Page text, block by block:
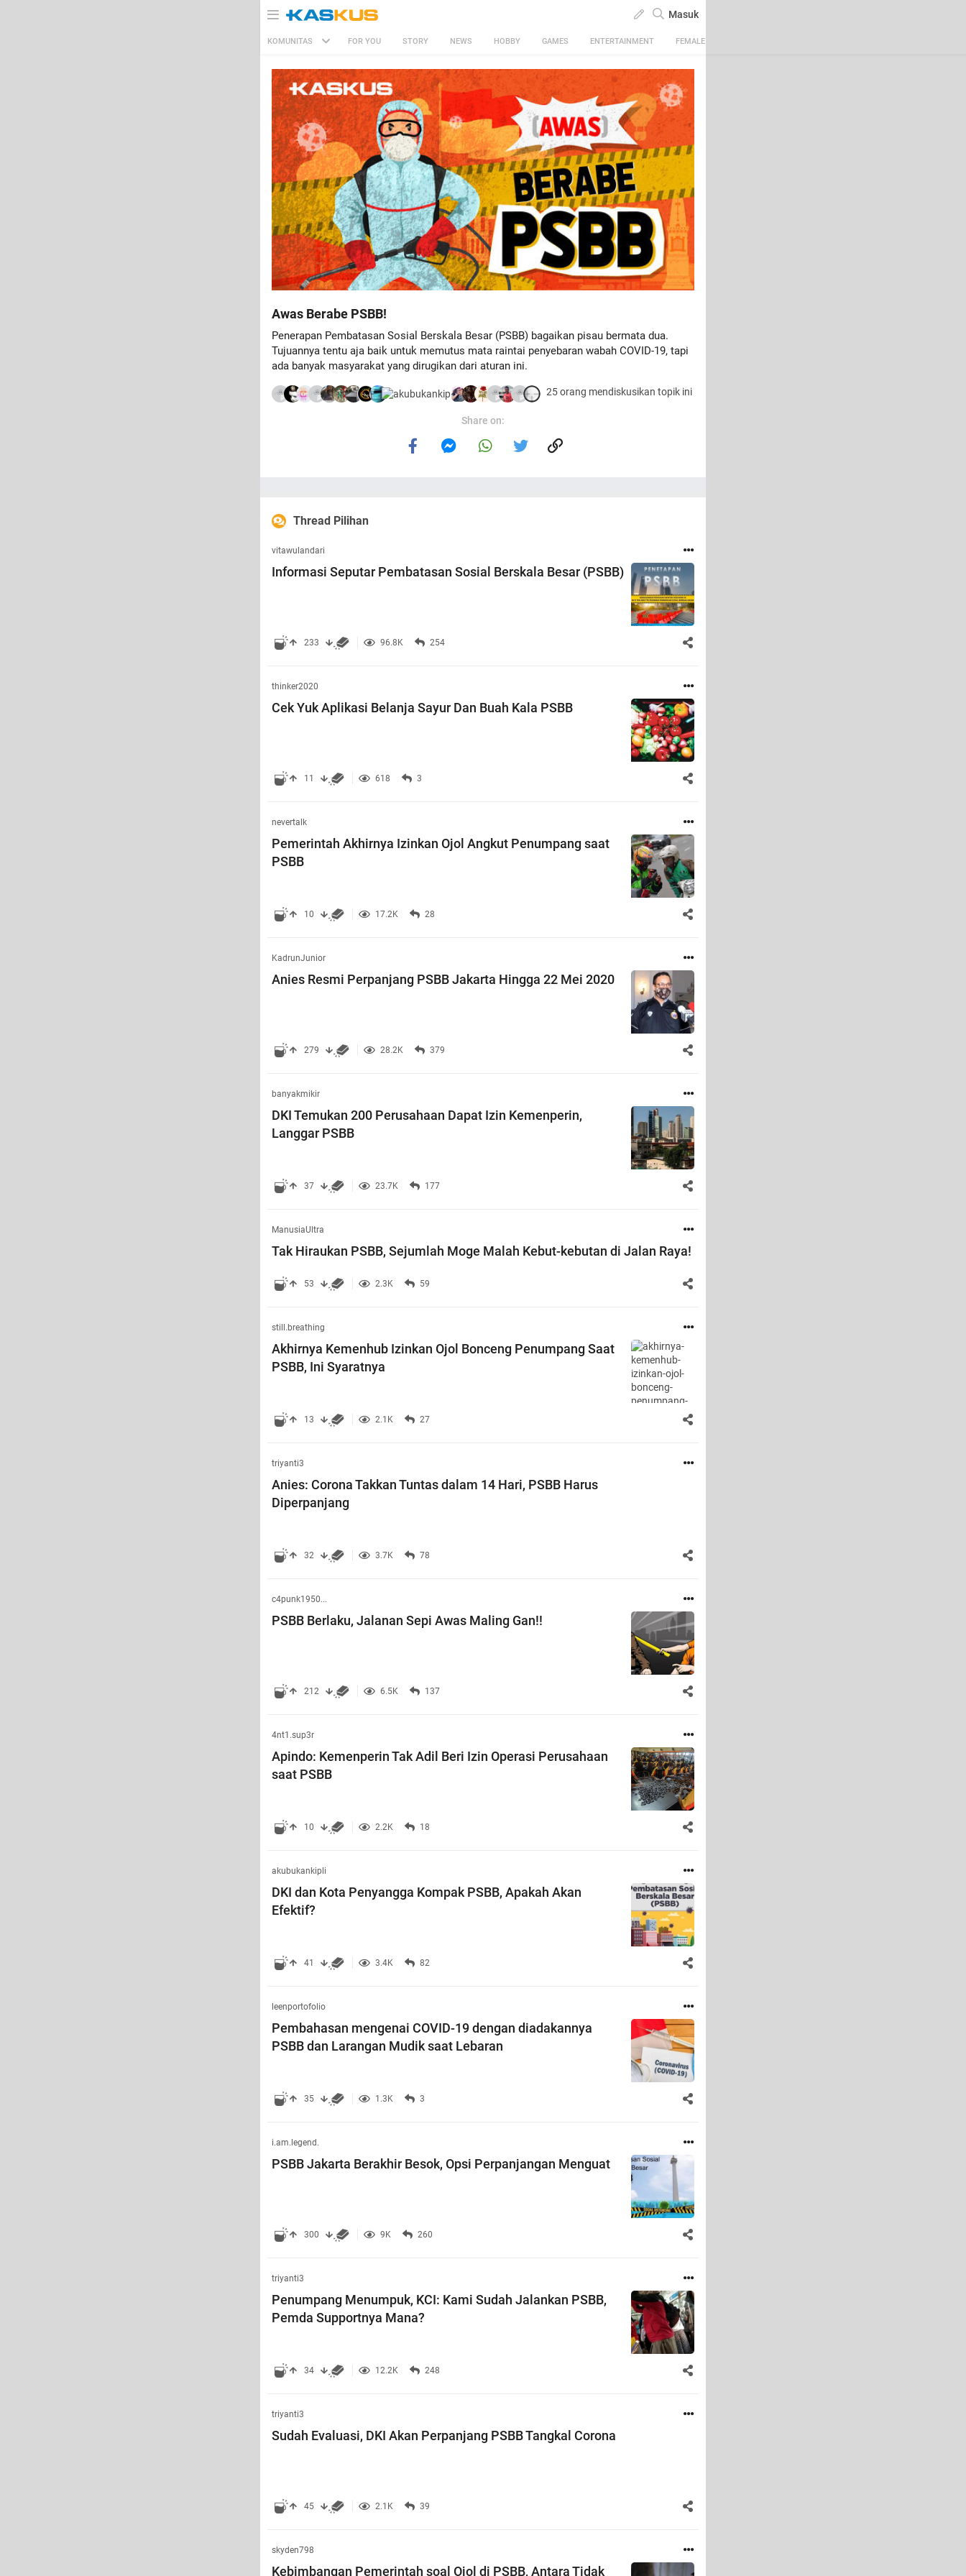
Masuk
KOMUNITAS FOR YOU STORY NEWS HOBBY GAMES ENTERTAINMENT FEMALE
Awas Berabe PSBB!
Penerapan Pembatasan Sosial Berskala Besar (PSBB) bagaikan pisau bermata dua.
Tujuannya tentu aja baik untuk memutus mata raintai penyebaran wabah COVID-19, tapi
ada banyak masyarakat yang dirugikan dari aturan ini.
25 orang mendiskusikan topik ini
Share on:
Thread Pilihan
vitawulandari
Informasi Seputar Pembatasan Sosial Berskala Besar (PSBB)
233 96.8K 254
thinker2020
Cek Yuk Aplikasi Belanja Sayur Dan Buah Kala PSBB
11 618 3
nevertalk
Pemerintah Akhirnya Izinkan Ojol Angkut Penumpang saat
PSBB
10 17.2K 28
KadrunJunior
Anies Resmi Perpanjang PSBB Jakarta Hingga 22 Mei 2020
279 28.2K 379
banyakmikir
DKI Temukan 200 Perusahaan Dapat Izin Kemenperin,
Langgar PSBB
37 23.7K 177
ManusiaUltra
Tak Hiraukan PSBB, Sejumlah Moge Malah Kebut-kebutan di Jalan Raya!
53 2.3K 59
still.breathing
Akhirnya Kemenhub Izinkan Ojol Bonceng Penumpang Saat
PSBB, Ini Syaratnya
13 2.1K 27
triyanti3
Anies: Corona Takkan Tuntas dalam 14 Hari, PSBB Harus
Diperpanjang
32 3.7K 78
c4punk1950...
PSBB Berlaku, Jalanan Sepi Awas Maling Gan!!
212 6.5K 137
4nt1.sup3r
Apindo: Kemenperin Tak Adil Beri Izin Operasi Perusahaan
saat PSBB
10 2.2K 18
akubukankipli
DKI dan Kota Penyangga Kompak PSBB, Apakah Akan
Efektif?
41 3.4K 82
leenportofolio
Pembahasan mengenai COVID-19 dengan diadakannya
PSBB dan Larangan Mudik saat Lebaran
35 1.3K 3
i.am.legend.
PSBB Jakarta Berakhir Besok, Opsi Perpanjangan Menguat
300 9K 260
triyanti3
Penumpang Menumpuk, KCI: Kami Sudah Jalankan PSBB,
Pemda Supportnya Mana?
34 12.2K 248
triyanti3
Sudah Evaluasi, DKI Akan Perpanjang PSBB Tangkal Corona
45 2.1K 39
skyden798
Kebimbangan Pemerintah soal Ojol di PSBB, Antara Tidak